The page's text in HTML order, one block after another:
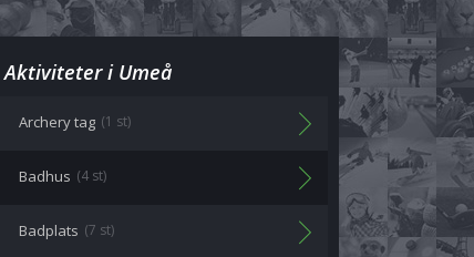
Aktiviteter i Umeå
Archery tag (1 st)
Badhus (4 st)
Badplats (7 st)